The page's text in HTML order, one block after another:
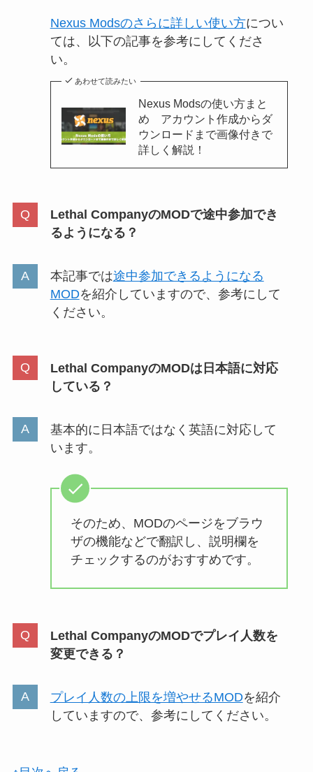
Nexus Modsのさらに詳しい使い方につい
ては、以下の記事を参考にしてくださ
い。
あわせて読みたい
Nexus Modsの使い方まと
め アカウント作成からダ
ウンロードまで画像付きで
詳しく解説！
Lethal CompanyのMODで途中参加でき
るようになる？
本記事では途中参加できるようになる
MODを紹介していますので、参考にして
ください。
Lethal CompanyのMODは日本語に対応
している？
基本的に日本語ではなく英語に対応して
います。
そのため、MODのページをブラウ
ザの機能などで翻訳し、説明欄を
チェックするのがおすすめです。
Lethal CompanyのMODでプレイ人数を
変更できる？
プレイ人数の上限を増やせるMODを紹介
していますので、参考にしてください。